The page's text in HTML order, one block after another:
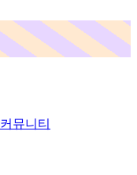
커뮤니티